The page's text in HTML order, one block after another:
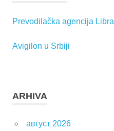
Prevodilačka agencija Libra
Avigilon u Srbiji
ARHIVA
август 2026